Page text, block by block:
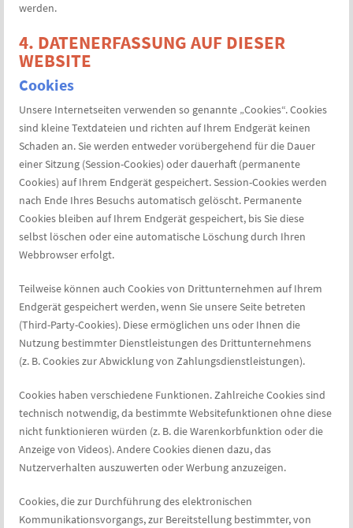
werden.
4. DATENERFASSUNG AUF DIESER
WEBSITE
Cookies
Unsere Internetseiten verwenden so genannte „Cookies“. Cookies
sind kleine Textdateien und richten auf Ihrem Endgerät keinen
Schaden an. Sie werden entweder vorübergehend für die Dauer
einer Sitzung (Session-Cookies) oder dauerhaft (permanente
Cookies) auf Ihrem Endgerät gespeichert. Session-Cookies werden
nach Ende Ihres Besuchs automatisch gelöscht. Permanente
Cookies bleiben auf Ihrem Endgerät gespeichert, bis Sie diese
selbst löschen oder eine automatische Löschung durch Ihren
Webbrowser erfolgt.
Teilweise können auch Cookies von Drittunternehmen auf Ihrem
Endgerät gespeichert werden, wenn Sie unsere Seite betreten
(Third-Party-Cookies). Diese ermöglichen uns oder Ihnen die
Nutzung bestimmter Dienstleistungen des Drittunternehmens
(z. B. Cookies zur Abwicklung von Zahlungsdienstleistungen).
Cookies haben verschiedene Funktionen. Zahlreiche Cookies sind
technisch notwendig, da bestimmte Websitefunktionen ohne diese
nicht funktionieren würden (z. B. die Warenkorbfunktion oder die
Anzeige von Videos). Andere Cookies dienen dazu, das
Nutzerverhalten auszuwerten oder Werbung anzuzeigen.
Cookies, die zur Durchführung des elektronischen
Kommunikationsvorgangs, zur Bereitstellung bestimmter, von